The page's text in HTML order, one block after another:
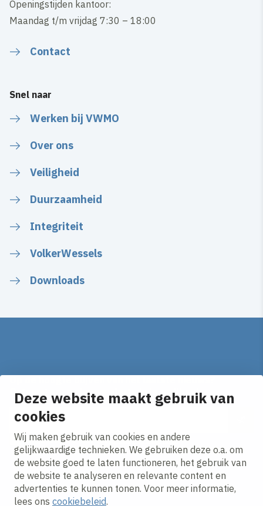
Deze website maakt gebruik van
cookies
Wij maken gebruik van cookies en andere
gelijkwaardige technieken. We gebruiken deze o.a. om
de website goed te laten functioneren, het gebruik van
de website te analyseren en relevante content en
advertenties te kunnen tonen. Voor meer informatie,
lees ons cookiebeleid.
Openingstijden kantoor:
Maandag t/m vrijdag 7:30 – 18:00
Contact
Snel naar
Werken bij VWMO
Over ons
Veiligheid
Duurzaamheid
Integriteit
VolkerWessels
Downloads
Ontvang onze nieuws alerts in je mailbox!
E-mailadres
Ik ga akkoord met hetprivacy statement.